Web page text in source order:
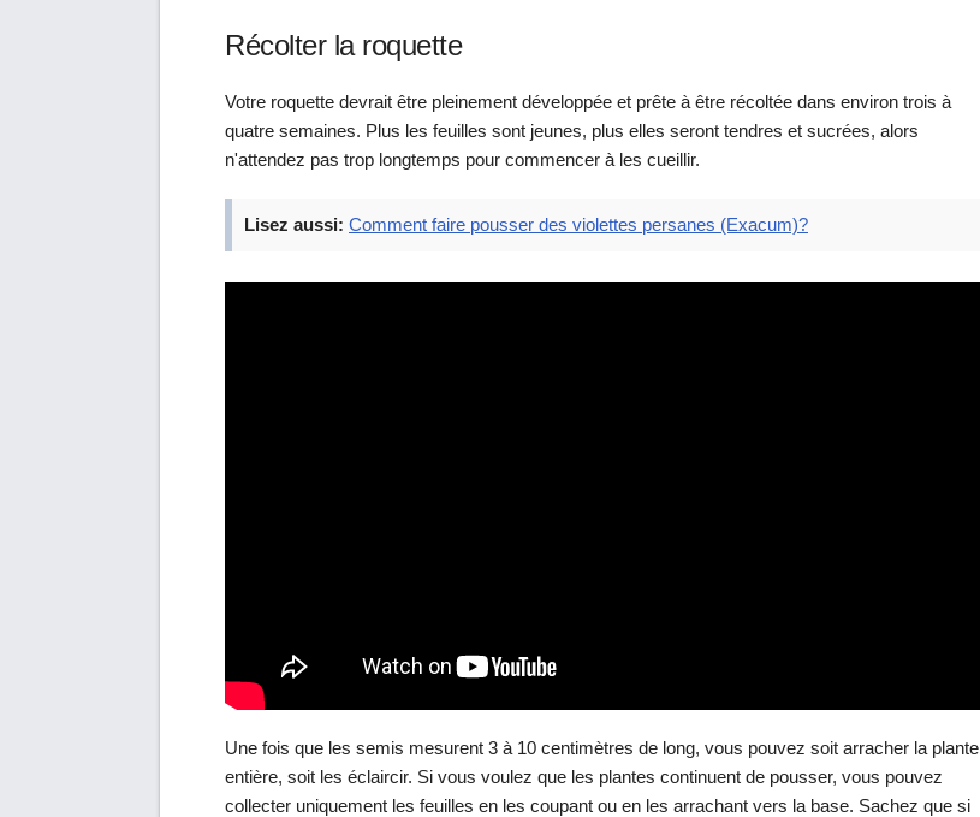
Récolter la roquette
Votre roquette devrait être pleinement développée et prête à être récoltée dans environ trois à
quatre semaines. Plus les feuilles sont jeunes, plus elles seront tendres et sucrées, alors
n'attendez pas trop longtemps pour commencer à les cueillir.
Lisez aussi: Comment faire pousser des violettes persanes (Exacum)?
Une fois que les semis mesurent 3 à 10 centimètres de long, vous pouvez soit arracher la plante
entière, soit les éclaircir. Si vous voulez que les plantes continuent de pousser, vous pouvez
collecter uniquement les feuilles en les coupant ou en les arrachant vers la base. Sachez que si